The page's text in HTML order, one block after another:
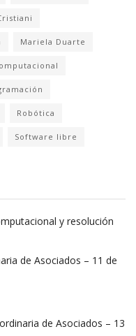
Mariela Duarte
Robótica
Software libre
y resolución
de Asociados – 11 de
de Asociados – 13